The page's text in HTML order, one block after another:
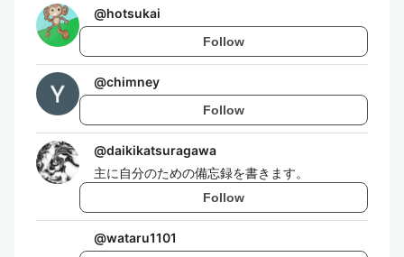
@hotsukai
Follow
@chimney
Follow
@daikikatsuragawa
主に自分のための備忘録を書きます。
Follow
@wataru1101